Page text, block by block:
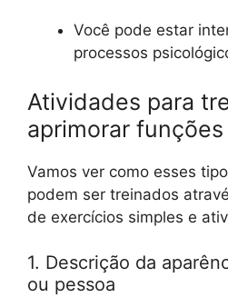
Você pode estar
processos
Atividades para
aprimorar
Vamos ver como esses
podem ser treinados
de exercícios simples e
1. Descrição da
ou pessoa